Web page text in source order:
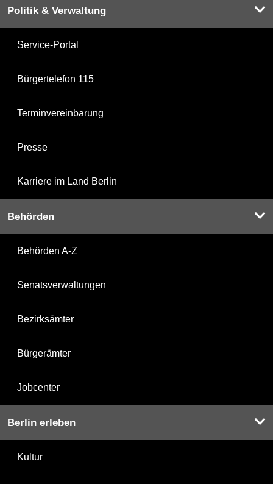
Politik & Verwaltung
Service-Portal
Bürgertelefon 115
Terminvereinbarung
Presse
Karriere im Land Berlin
Behörden
Behörden A-Z
Senatsverwaltungen
Bezirksämter
Bürgerämter
Jobcenter
Berlin erleben
Kultur